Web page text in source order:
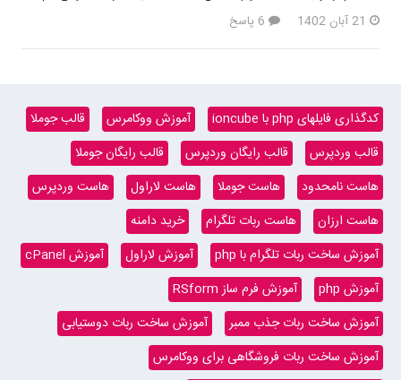
21 آبان 1402
کدگذاری فایلهای php با ioncube آموزش ووکامرس
قالب جوملا
قالب وردپرس
قالب رایگان وردپرس
قالب رایگان جوملا
هاست نامحدود
هاست جوملا هاست لاراول
هاست وردپرس
هاست ارزان
هاست ربات تلگرام
خرید دامنه
آموزش ساخت ربات تلگرام با php
آموزش لاراول
آموزش cPanel
آموزش php
آموزش فرم ساز RSform
آموزش ساخت ربات جذب ممبر
آموزش ساخت ربات دوستیابی
آموزش ساخت ربات فروشگاهی برای ووکامرس